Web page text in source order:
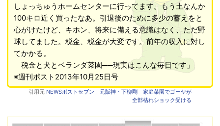
しょっちゅうホームセンターに行ってます。もう土なんか
100キロ近く買ったなあ。引退後のために多少の蓄えをと
心がけたけど、キホン、将来に備える意識はなく、ただ野
球してました。税金、税金が大変です。前年の収入に対し
てかかる。
税金と犬とベランダ菜園──現実はこんな毎日です」
※週刊ポスト2013年10月25日号
引用元 NEWSポストセブン｜元阪神・下柳剛 家庭菜園でゴーヤが
全部枯れショック受ける